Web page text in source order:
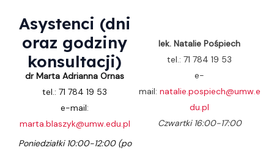
Asystenci (dni
oraz godziny
konsultacji)
dr Marta Adrianna Ornas
tel.: 71 784 19 53
e-mail:
marta.blaszyk@umw.edu.pl
Poniedziałki 10:00-12:00 (po
lek. Natalie Pośpiech
tel.: 71 784 19 53
e-
mail: natalie.pospiech@umw.e
du.pl
Czwartki 16:00-17:00